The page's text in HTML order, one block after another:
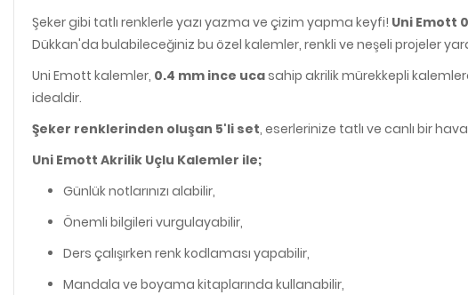
Şeker gibi tatlı renklerle yazı yazma ve çizim yapma keyfi! Uni Emott
Dükkan'da bulabileceğiniz bu özel kalemler, renkli ve neşeli projeler
Uni Emott kalemler, 0.4 mm ince ucasahip akrilik mürekkepli
idealdir.
Şeker renklerinden oluşan 5'li set, eserlerinize tatlı ve canlı bir
Uni Emott Akrilik Uçlu Kalemler ile;
Günlük notlarınızı alabilir,
Önemli bilgileri vurgulayabilir,
Ders çalışırken renk kodlaması yapabilir,
Mandala ve boyama kitaplarında kullanabilir,